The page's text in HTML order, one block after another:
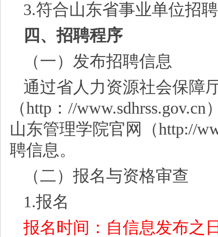
3.符合山东省事业单位招
四、招聘程序
（一）发布招聘信息
通过省人力资源社会保障
（http：//
山东管理学院官网（http://
聘信息。
（二）报名与资格审查
1.报名
报名时间：自信息发布之